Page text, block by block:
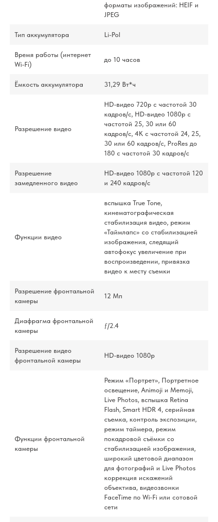
форматы изображений: HEIF и
JPEG
Тип аккумулятора Li-Pol
Время работы (интернет
Wi-Fi)
до 10 часов
Ёмкость аккумулятора 31,29 Вт*ч
Разрешение видео
HD-видео 720p с частотой 30
кадров/ с, HD-видео 1080p с
частотой 25, 30 или 60
кадров/ с, 4K с частотой 24, 25,
30 или 60 кадров/ с, ProRes до
180 с частотой 30 кадров/ с
Разрешение
замедленного видео
HD-видео 1080р с частотой 120
и 240 кадров/ с
Функции видео
вспышка True Tone,
кинематографическая
стабилизация видео, режим
«Таймлапс» со стабили­зацией
изображения, следящий
автофокус увеличение при
воспроизведении, привязка
видео к месту съемки
Разрешение фронтальной
камеры
12 Мп
Диафрагма фронтальной
камеры
ƒ/2.4
Разрешение видео
фронтальной камеры
HD-видео 1080p
Функции фронтальной
камеры
Режим «Портрет», Портретное
освещение, Animoji и Memoji,
Live Photos, вспышка Retina
Flash, Smart HDR 4, серийная
съемка, контроль экспозиции,
режим таймера, режим
покадровой съёмки со
стабилизацией изображения,
широкий цветовой диапазон
для фотографий и Live Photos
коррекция искажений
объектива, видеозвонки
FaceTime по Wi‑Fi или сотовой
сети